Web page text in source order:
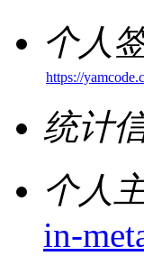
个人
https://
统计
个人
in-